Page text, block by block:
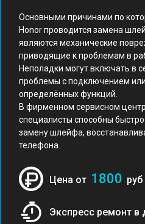
Основными причинами по
Honor проводится замена
являются механические
приводящие к проблемам в
Неполадки могут включать в
проблемы с подключением
определённых функций.
В фирменном сервисном
специалисты способны
замену шлейфа,
телефона.
Цена от 1800 руб
Экспресс ремонт в